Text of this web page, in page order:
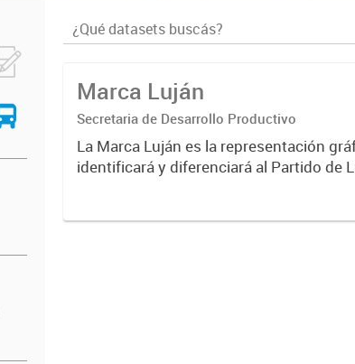
Marca Luján
Secretaria de Desarrollo Productivo
La Marca Luján es la representación
identificará y diferenciará al Partido de